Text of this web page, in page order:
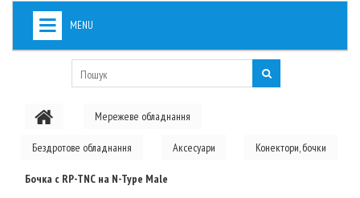
MENU
PON ОБЛАДНАННЯ
Мережеве обладнання
Бездротове обладнання Аксесуари Конектори, бочки
Бочка с RP-TNC на N-Type Male